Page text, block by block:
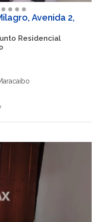
Avenida 2,
Residencial